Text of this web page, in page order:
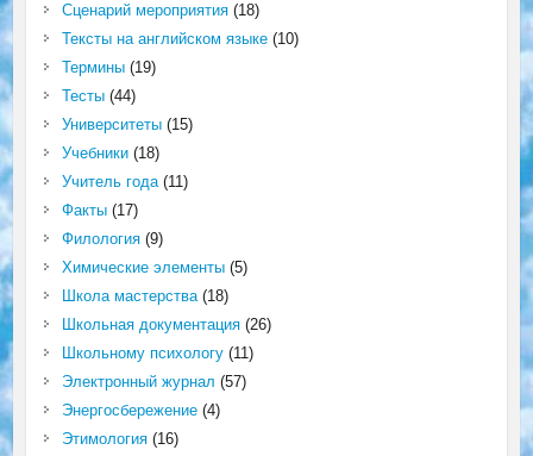
Сценарий мероприятия(18)
Тексты на английском языке(10)
Термины(19)
Тесты(44)
Университеты(15)
Учебники(18)
Учитель года(11)
Факты(17)
Филология(9)
Химические элементы(5)
Школа мастерства(18)
Школьная документация(26)
Школьному психологу(11)
Электронный журнал (57)
Энергосбережение(4)
Этимология(16)